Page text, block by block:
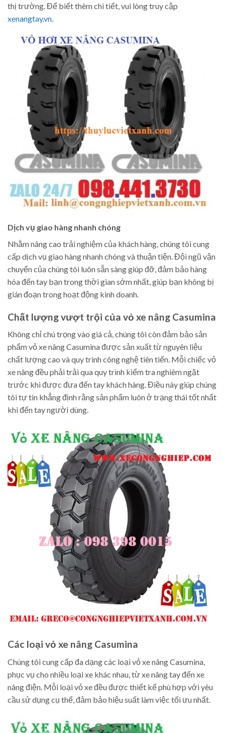
thị trường. Để biết thêm chi tiết, vui lòng truy cập
xenangtay.vn
Dịch vụ giao hàng nhanh chóng
Nhằm nâng cao trải nghiệm của khách hàng, chúng tôi cung
cấp dịch vụ giao hàng nhanh chóng và thuận tiện. Đội ngũ vận
chuyển của chúng tôi luôn sẵn sàng giúp đỡ, đảm bảo hàng
hóa đến tay bạn trong thời gian sớm nhất, giúp bạn không bị
gián đoạn trong hoạt động kinh doanh.
Chất lượng vượt trội của vỏ xe nâng Casumina
Không chỉ chú trọng vào giá cả, chúng tôi còn đảm bảo sản
phẩm vỏ xe nâng Casumina được sản xuất từ nguyên liệu
chất lượng cao và quy trình công nghệ tiên tiến. Mỗi chiếc vỏ
xe nâng đều phải trải qua quy trình kiểm tra nghiêm ngặt
trước khi được đưa đến tay khách hàng. Điều này giúp chúng
tôi tự tin khẳng định rằng sản phẩm luôn ở trạng thái tốt nhất
khi đến tay người dùng.
Các loại vỏ xe nâng Casumina
Chúng tôi cung cấp đa dạng các loại vỏ xe nâng Casumina,
phục vụ cho nhiều loại xe khác nhau, từ xe nâng tay đến xe
nâng điện. Mỗi loại vỏ xe đều được thiết kế phù hợp với yêu
cầu sử dụng cụ thể, đảm bảo hiệu suất làm việc tối ưu nhất.